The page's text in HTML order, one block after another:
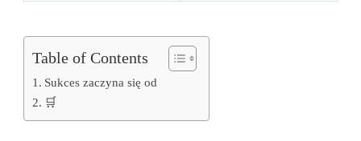
Table of Contents
Sukces zaczyna się od
🛒